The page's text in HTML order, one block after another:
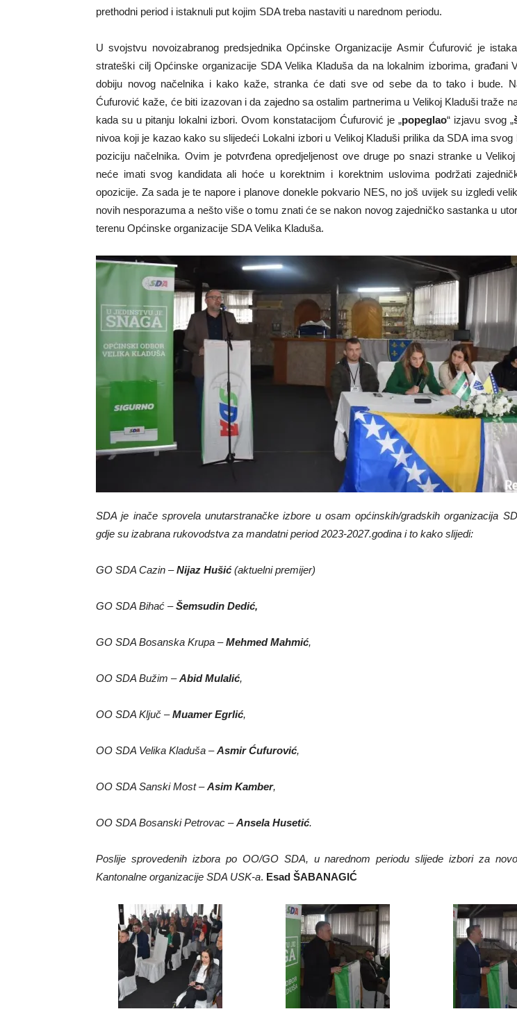
prethodni period i istaknuli put kojim SDA treba nastaviti u narednom periodu.
U svojstvu novoizabranog predsjednika Općinske Organizacije Asmir Ćufurović je
strateški cilj Općinske organizacije SDA Velika Kladuša da na lokalnim izborima, građani
dobiju novog načelnika i kako kaže, stranka će dati sve od sebe da to tako i bude.
Ćufurović kaže, će biti izazovan i da zajedno sa ostalim partnerima u Velikoj Kladuši traže
kada su u pitanju lokalni izbori. Ovom konstatacijom Ćufurović je „popeglao“ izjavu svog „
nivoa koji je kazao kako su slijedeći Lokalni izbori u Velikoj Kladuši prilika da SDA ima svog
poziciju načelnika. Ovim je potvrđena opredjeljenost ove druge po snazi stranke u
neće imati svog kandidata ali hoće u korektnim i korektnim uslovima podržati
opozicije. Za sada je te napore i planove donekle pokvario NES, no još uvijek su izgledi
novih nesporazuma a nešto više o tomu znati će se nakon novog zajedničko sastanka u
terenu Općinske organizacije SDA Velika Kladuša.
SDA je inače sprovela unutarstranačke izbore u osam općinskih/gradskih organizacija
gdje su izabrana rukovodstva za mandatni period 2023-2027.godina i to kako slijedi:
GO SDA Cazin –Nijaz Hušić (aktuelni premijer)
GO SDA Bihać –Šemsudin Dedić,
GO SDA Bosanska Krupa –Mehmed Mahmić,
OO SDA Bužim –Abid Mulalić,
OO SDA Ključ –Muamer Egrlić,
OO SDA Velika Kladuša –Asmir Ćufurović,
OO SDA Sanski Most –Asim Kamber,
OO SDA Bosanski Petrovac –Ansela Husetić.
Poslije sprovedenih izbora po OO/GO SDA, u narednom periodu slijede izbori za
Kantonalne organizacije SDA USK-a. Esad ŠABANAGIĆ